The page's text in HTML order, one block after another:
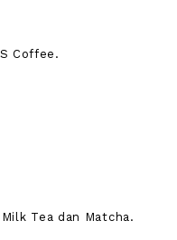
Coffee.
Tea dan Matcha.